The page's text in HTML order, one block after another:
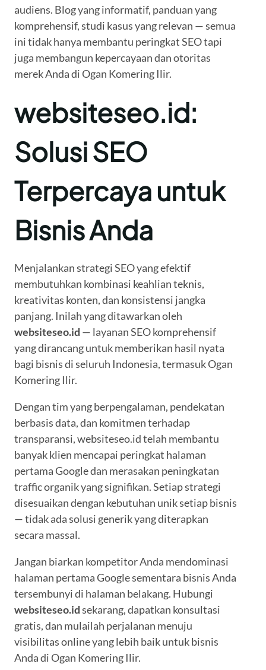
audiens. Blog yang informatif, panduan yang
komprehensif, studi kasus yang relevan — semua
ini tidak hanya membantu peringkat SEO tapi
juga membangun kepercayaan dan otoritas
merek Anda di Ogan Komering Ilir.
websiteseo.id:
Solusi SEO
Terpercaya untuk
Bisnis Anda
Menjalankan strategi SEO yang efektif
membutuhkan kombinasi keahlian teknis,
kreativitas konten, dan konsistensi jangka
panjang. Inilah yang ditawarkan oleh
websiteseo.id — layanan SEO komprehensif
yang dirancang untuk memberikan hasil nyata
bagi bisnis di seluruh Indonesia, termasuk Ogan
Komering Ilir.
Dengan tim yang berpengalaman, pendekatan
berbasis data, dan komitmen terhadap
transparansi, websiteseo.id telah membantu
banyak klien mencapai peringkat halaman
pertama Google dan merasakan peningkatan
traffic organik yang signifikan. Setiap strategi
disesuaikan dengan kebutuhan unik setiap bisnis
— tidak ada solusi generik yang diterapkan
secara massal.
Jangan biarkan kompetitor Anda mendominasi
halaman pertama Google sementara bisnis Anda
tersembunyi di halaman belakang. Hubungi
websiteseo.idsekarang, dapatkan konsultasi
gratis, dan mulailah perjalanan menuju
visibilitas online yang lebih baik untuk bisnis
Anda di Ogan Komering Ilir.